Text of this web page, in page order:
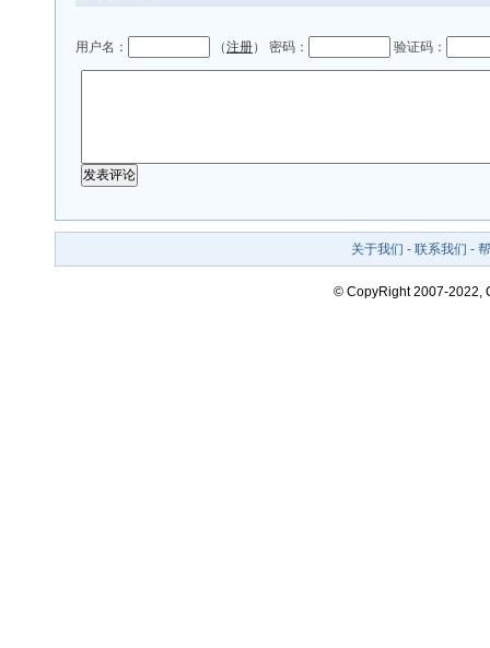
用户名： （注册） 密码： 验证码：
关于我们 - 联系我们 -
© CopyRight 2007-2022,